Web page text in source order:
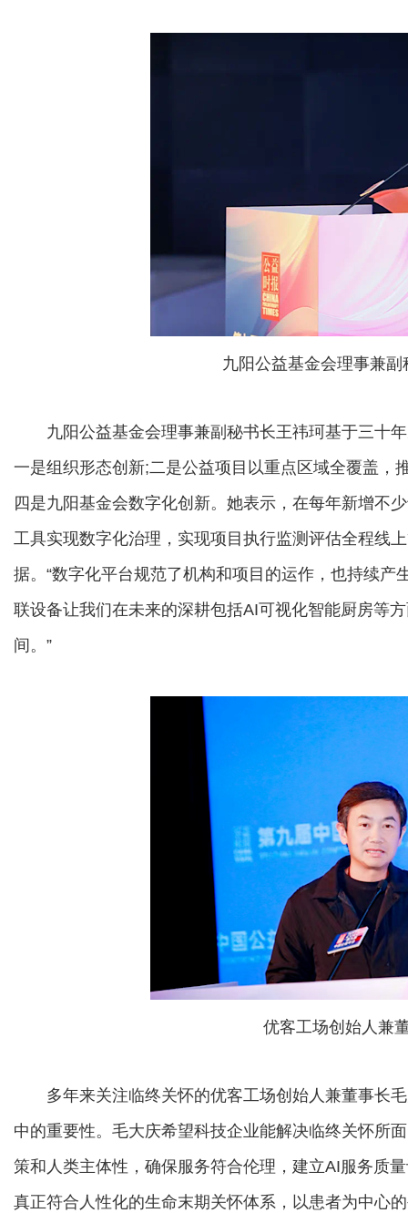
九阳公益基金会理事兼
九阳公益基金会理事兼副秘书长王祎珂基于三十年
一是组织形态创新;二是公益项目以重点区域全覆盖，
四是九阳基金会数字化创新。她表示，在每年新增不
工具实现数字化治理，实现项目执行监测评估全程线
据。“数字化平台规范了机构和项目的运作，也持续
联设备让我们在未来的深耕包括AI可视化智能厨房等
间。”
优客工场创始人兼
多年来关注临终关怀的优客工场创始人兼董事长毛
中的重要性。毛大庆希望科技企业能解决临终关怀所
策和人类主体性，确保服务符合伦理，建立AI服务质
真正符合人性化的生命末期关怀体系，以患者为中心